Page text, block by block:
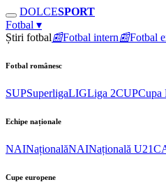
DOLCESPORT
Fotbal ▾
Știri fotbal📰Fotbal intern📰Fotbal
Fotbal românesc
SUPSuperligaLIGLiga 2CUPCupa
Echipe naționale
NAINaționalăNAINațională U21
Cupe europene